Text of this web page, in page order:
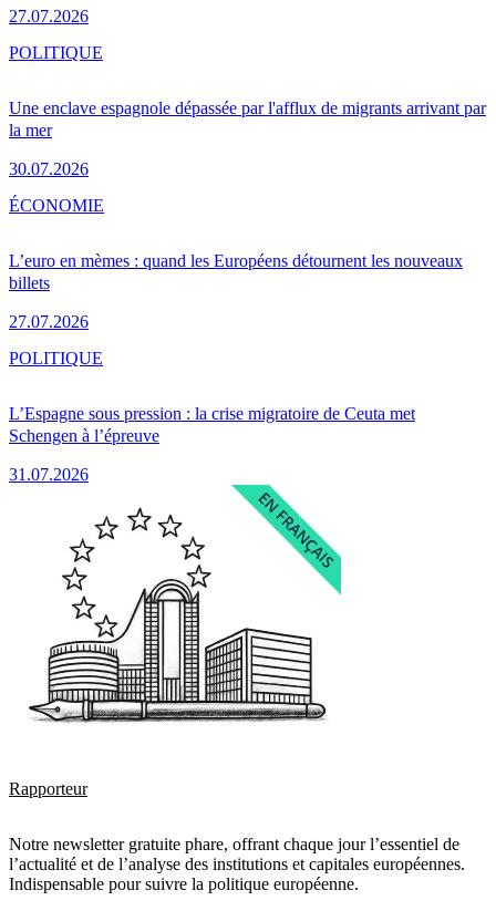
27.07.2026
Une enclave espagnole dépassée par l'afflux de migrants arrivant par
la mer
30.07.2026
POLITIQUE
L’euro en mèmes : quand les Européens détournent les nouveaux
billets
27.07.2026
ÉCONOMIE
L’Espagne sous pression : la crise migratoire de Ceuta met
Schengen à l’épreuve
31.07.2026
POLITIQUE
Rapporteur
Notre newsletter gratuite phare, offrant chaque jour l’essentiel de
l’actualité et de l’analyse des institutions et capitales européennes.
Indispensable pour suivre la politique européenne.